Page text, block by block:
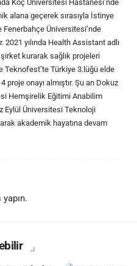
Koç Üniversitesi Hastanesi’nde
alana geçerek sırasıyla İstinye
Fenerbahçe Üniversitesi’nde
2021 yılında Health Assistant adlı
kurarak sağlık projeleri
Türkiye 3.lüğü elde
onayı almıştır. Şu an Dokuz
Hemşirelik Eğitimi Anabilim
Eylül Üniversitesi Teknoloji
akademik hayatına devam